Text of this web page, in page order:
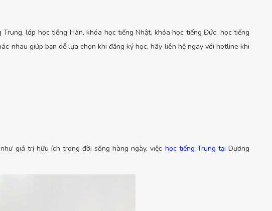
lớp học tiếng Hàn, khóa học tiếng Nhật, khóa học tiếng Đức, học tiếng
nhau giúp bạn dễ lựa chọn khi đăng ký học, hãy liên hệ ngay với hotline khi
giá trị hữu ích trong đời sống hàng ngày, việc học tiếng Trung tạiDương